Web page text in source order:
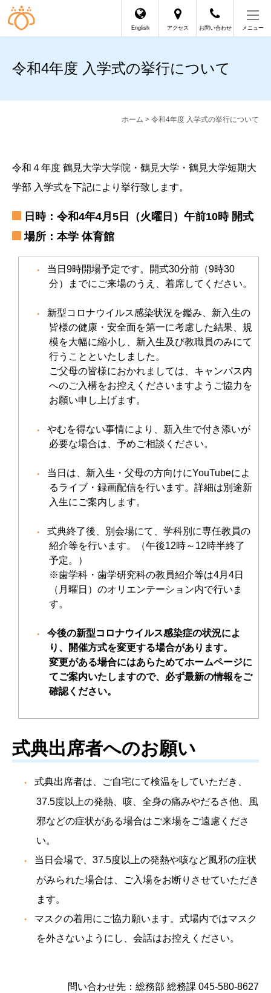
English アクセス お問い合わせ メニュー
令和4年度 入学式の挙行について
ホーム > 令和4年度 入学式の挙行について
令和４年度 鶴見大学大学院・鶴見大学・鶴見大学短期大
学部 入学式を下記により挙行致します。
日時：令和4年4月5日（火曜日）午前10時 開式
場所：本学 体育館
当日9時開場予定です。開式30分前（9時30
分）までにご来場のうえ、着席してください。
新型コロナウイルス感染状況を鑑み、新入生の
皆様の健康・安全面を第一に考慮した結果、規
模を大幅に縮小し、新入生及び教職員のみにて
行うことといたしました。
ご父母の皆様におかれましては、キャンパス内
へのご入構をお控えくださいますようご協力を
お願い申し上げます。
やむを得ない事情により、新入生で付き添いが
必要な場合は、予めご相談ください。
当日は、新入生・父母の方向けにYouTubeによ
るライブ・録画配信を行います。詳細は別途新
入生にご案内します。
式典終了後、別会場にて、学科別に専任教員の
紹介等を行います。（午後12時～12時半終了
予定。）
※歯学科・歯学研究科の教員紹介等は4月4日
（月曜日）のオリエンテーション内で行いま
す。
今後の新型コロナウイルス感染症の状況によ
り、開催方式を変更する場合があります。
変更がある場合にはあらためてホームページに
てご案内いたしますので、必ず最新の情報をご
確認ください。
式典出席者へのお願い
式典出席者は、ご自宅にて検温をしていただき、
37.5度以上の発熱、咳、全身の痛みやだるさ他、風
邪などの症状がある場合はご来場をご遠慮くださ
い。
当日会場で、37.5度以上の発熱や咳など風邪の症状
がみられた場合は、ご入場をお断りさせていただき
ます。
マスクの着用にご協力願います。式場内ではマスク
を外さないようにし、会話はお控えください。
問い合わせ先：総務部 総務課 045-580-8627